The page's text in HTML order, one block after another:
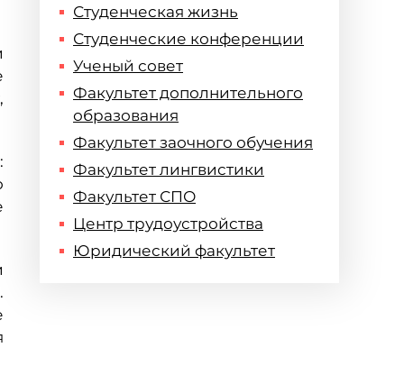
Студенческая жизнь
Студенческие конференции
Ученый совет
Факультет дополнительного
образования
Факультет заочного обучения
Факультет лингвистики
Факультет СПО
Центр трудоустройства
Юридический факультет